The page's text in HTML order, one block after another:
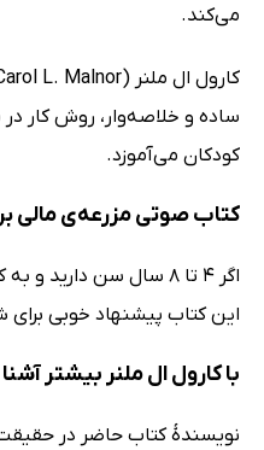
می‌کند.
ساده و خلاصه‌وار، روش کار
کودکان می‌آموزد.
کتاب صوتی مزرعه‌ی مالی
اگر 4 تا 8 سال سن
این کتاب پیشنهاد خوبی
با کارول ال ملنر بیشتر
نویسندۀ کتاب حاضر در